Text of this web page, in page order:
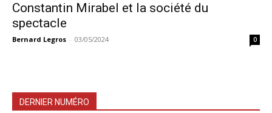
Constantin Mirabel et la société du
spectacle
Bernard Legros - 03/05/2024 0
DERNIER NUMÉRO